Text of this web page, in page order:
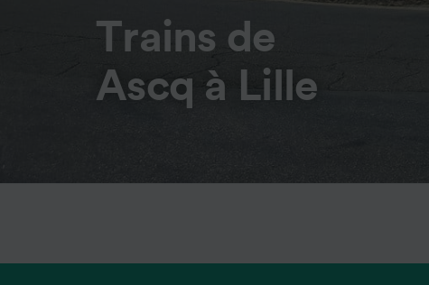
Trains de
Ascq à Lille